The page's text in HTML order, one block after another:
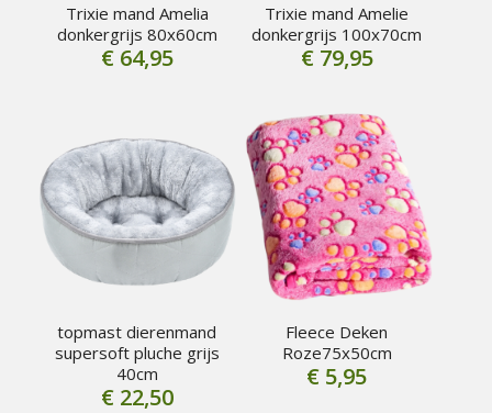
Trixie mand Amelia
donkergrijs 80x60cm
€64,95
Trixie mand Amelie
donkergrijs 100x70cm
€79,95
topmast dierenmand
supersoft pluche grijs
40cm
€22,50
Fleece Deken
Roze75x50cm
€ 5,95